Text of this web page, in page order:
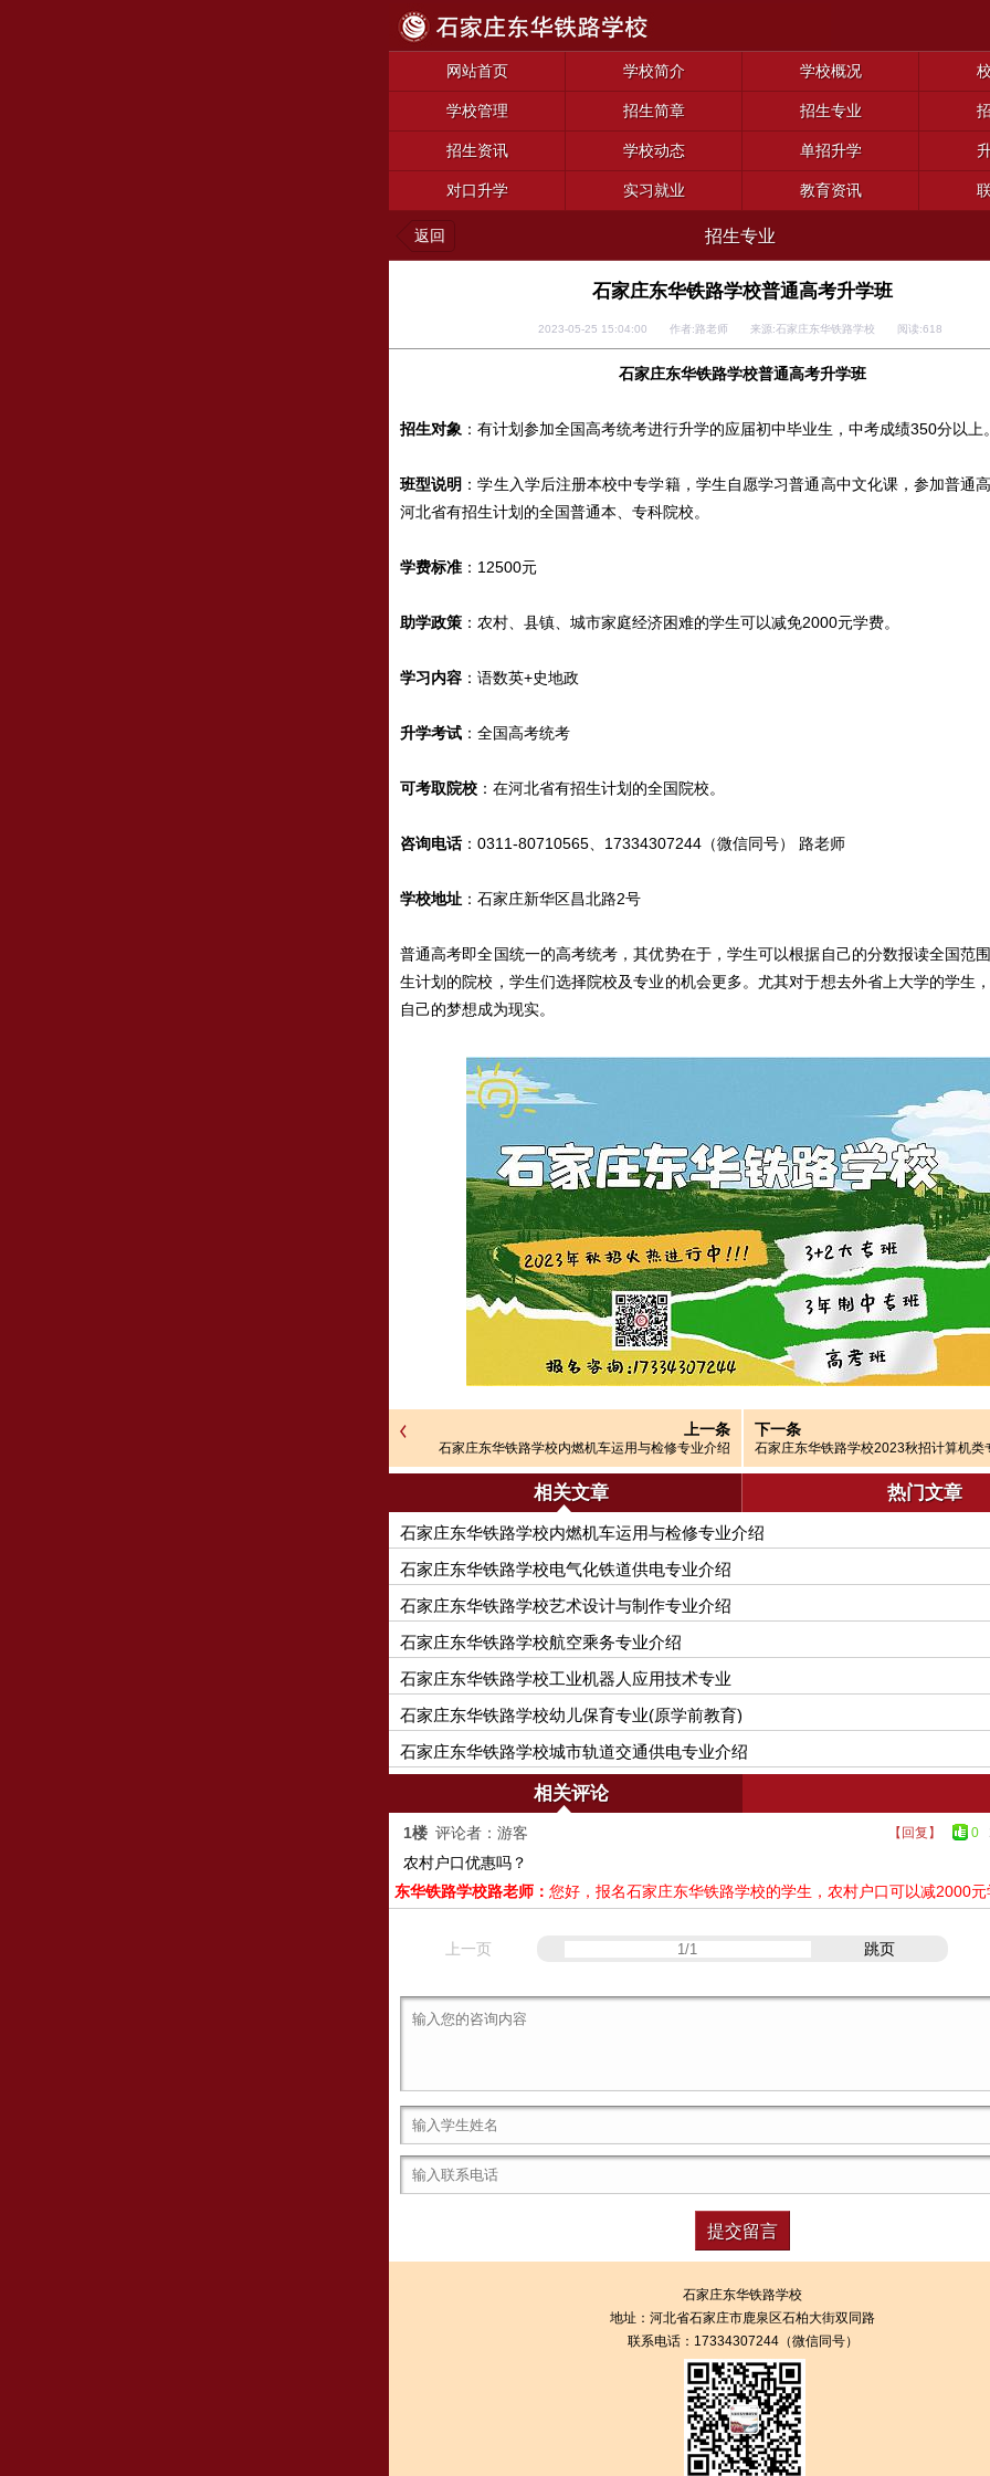
网站首页 学校简介 学校概况
学校管理 招生简章 招生专业
招生资讯 学校动态 单招升学
对口升学 实习就业 教育资讯
返回 招生专业
石家庄东华铁路学校普通高考升学班
2023-05-25 15:04:00 作者:路老师 来源:石家庄东华铁路学校 阅读:618
石家庄东华铁路学校普通高考升学班
招生对象 ：有计划参加全国高考统考进行升学的应届初中毕业生，中考成绩350分以上
班型说明 ：学生入学后注册本校中专学籍，学生自愿学习普通高中文化课，参加普通
河北省有招生计划的全国普通本、专科院校。
学费标准 ：12500元
助学政策 ：农村、县镇、城市家庭经济困难的学生可以减免2000元学费。
学习内容 ：语数英+史地政
升学考试 ：全国高考统考
可考取院校 ：在河北省有招生计划的全国院校。
咨询电话：0311-80710565、17334307244（微信同号） 路老师
学校地址 ：石家庄新华区昌北路2号
普通高考即全国统一的高考统考，其优势在于，学生可以根据自己的分数报读全国范
生计划的院校，学生们选择院校及专业的机会更多。尤其对于想去外省上大学的学生
自己的梦想成为现实。
上一条
石家庄东华铁路学校内燃机车运用与检修专业介绍
下一条
石家庄东华铁路学校2023秋招计算机类
相关文章 热门文章
石家庄东华铁路学校内燃机车运用与检修专业介绍
石家庄东华铁路学校电气化铁道供电专业介绍
石家庄东华铁路学校艺术设计与制作专业介绍
石家庄东华铁路学校航空乘务专业介绍
石家庄东华铁路学校工业机器人应用技术专业
石家庄东华铁路学校幼儿保育专业(原学前教育)
石家庄东华铁路学校城市轨道交通供电专业介绍
相关评论
【回复】 0
1楼 评论者：游客
农村户口优惠吗？
东华铁路学校路老师： 您好，报名石家庄东华铁路学校的学生，农村户口可以减2000
上一页 跳页
石家庄东华铁路学校
地址： 河北省石家庄市鹿泉区石柏大街双同路
联系电话：17334307244（微信同号）